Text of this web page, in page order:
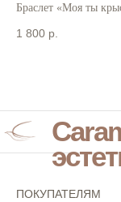
Браслет «Моя ты
1 800 р.
ПОКУПАТЕЛЯМ